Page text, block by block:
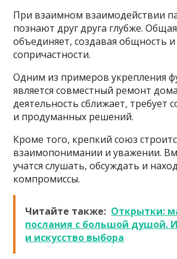
При взаимном взаимодействии
познают друг друга глубже.
объединяет, создавая общность и
сопричастности.
Одним из примеров укрепления
является совместный ремонт
деятельность сближает, требует
и продуманных решений.
Кроме того, крепкий союз
взаимопонимании и уважении.
учатся слушать, обсуждать и
компромиссы.
Читайте также: Открытки:
послания с большой душой.
и искусство выбора